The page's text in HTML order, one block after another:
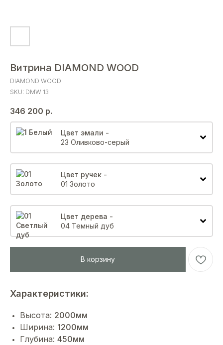
Витрина DIAMOND WOOD
DIAMOND WOOD
SKU: DMW 13
346 200 р.
Цвет эмали -
23 Оливково-серый
Цвет ручек -
01 Золото
Цвет дерева -
04 Темный дуб
В корзину
Характеристики:
Высота: 2000мм
Ширина: 1200мм
Глубина: 450мм